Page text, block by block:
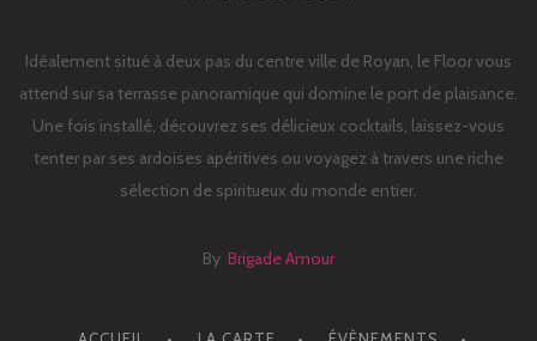
Idéalement situé à deux pas du centre ville de Royan, le Floor vous
attend sur sa terrasse panoramique qui domine le port de plaisance.
Une fois installé, découvrez ses délicieux cocktails, laissez-vous
tenter par ses ardoises apéritives ou voyagez à travers une riche
sélection de spiritueux du monde entier.
By Brigade Amour